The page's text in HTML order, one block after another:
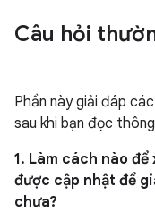
Câu hỏi
Phần này giải đáp
sau khi bạn đọc
1. Làm cách nào
được cập nhật để
chưa?